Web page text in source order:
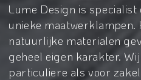
Lume Design is
unieke
natuurlijke materialen
geheel eigen karakter.
particuliere als voor